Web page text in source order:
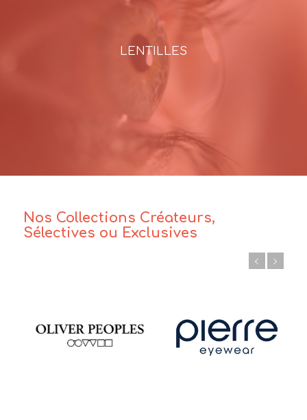
LENTILLES
Nos Collections Créateurs,
Sélectives ou Exclusives